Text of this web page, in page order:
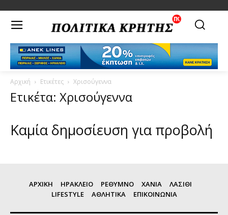
Αρχική Ετικέτες Χρισούγεννα
Ετικέτα: Χρισούγεννα
Καμία δημοσίευση για προβολή
ΑΡΧΙΚΗ ΗΡΑΚΛΕΙΟ ΡΕΘΥΜΝΟ ΧΑΝΙΑ
ΛΑΣΙΘΙ
LIFESTYLE
ΑΘΛΗΤΙΚΑ ΕΠΙΚΟΙΝΩΝΙΑ